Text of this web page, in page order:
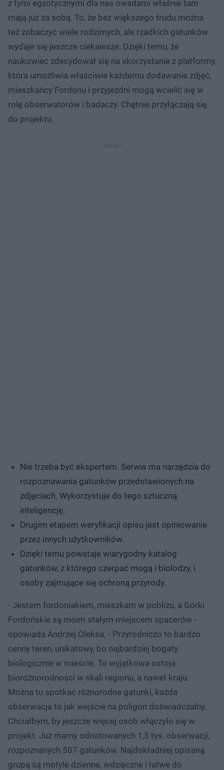
z tymi egzotycznymi dla nas owadami właśnie tam
mają już za sobą. To, że bez większego trudu można
też zobaczyć wiele rodzimych, ale rzadkich gatunków
wydaje się jeszcze ciekawsze. Dzięki temu, że
naukowiec zdecydował się na skorzystanie z platformy,
która umożliwia właściwie każdemu dodawanie zdjęć,
mieszkańcy Fordonu i przyjezdni mogą wcielić się w
rolę obserwatorów i badaczy. Chętnie przyłączają się
do projektu.
Nie trzeba być ekspertem. Serwis ma narzędzia do
rozpoznawania gatunków przedstawionych na
zdjęciach. Wykorzystuje do tego sztuczną
inteligencję.
Drugim etapem weryfikacji opisu jest opiniowanie
przez innych użytkowników.
Dzięki temu powstaje wiarygodny katalog
gatunków, z którego czerpać mogą i biolodzy, i
osoby zajmujące się ochroną przyrody.
- Jestem fordoniakiem, mieszkam w pobliżu, a Górki
Fordońskie są moim stałym miejscem spacerów -
opowiada Andrzej Oleksa. - Przyrodniczo to bardzo
cenny teren, unikatowy, bo najbardziej bogaty
biologicznie w mieście. To wyjątkowa ostoja
bioróżnorodności w skali regionu, a nawet kraju.
Można tu spotkać różnorodne gatunki, każda
obserwacja to jak wejście na poligon doświadczalny.
Chciałbym, by jeszcze więcej osób włączyło się w
projekt. Już mamy odnotowanych 1,3 tys. obserwacji,
rozpoznanych 507 gatunków. Najdokładniej opisaną
grupą są motyle dzienne, wdzięczne i łatwe do